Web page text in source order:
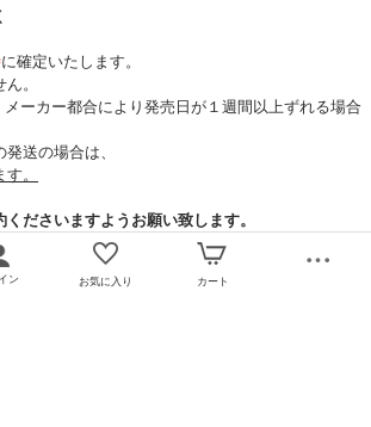
に確定いたします。
。
ーカー都合により発売日が１週間以上ずれる場合
送の場合は、
。
ださいますようお願い致します。
ン お気に入り カート